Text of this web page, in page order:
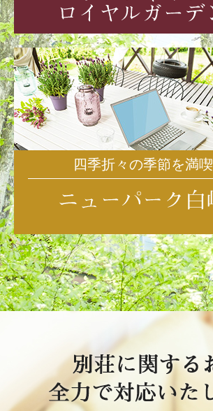
四季折々の季節を満喫